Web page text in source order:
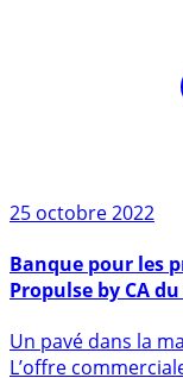
25 octobre 2022
Propulse by CA
8€ HT par mois,